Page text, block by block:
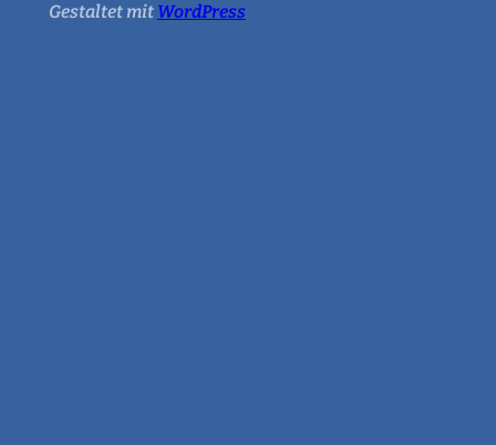
Gestaltet mit WordPress